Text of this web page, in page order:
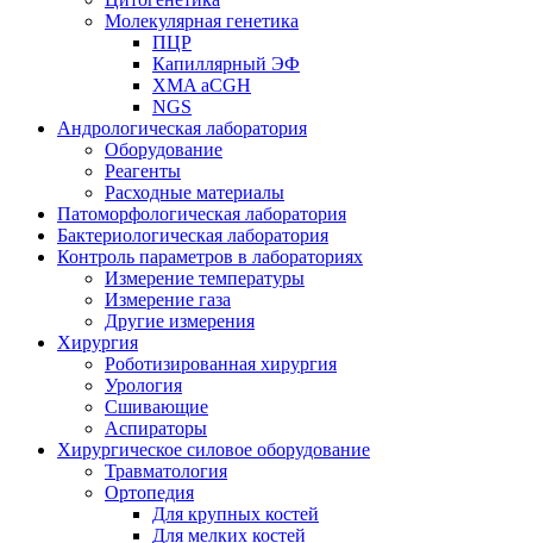
Молекулярная генетика
ПЦР
Капиллярный ЭФ
XMA aCGH
NGS
Андрологическая лаборатория
Оборудование
Реагенты
Расходные материалы
Патоморфологическая лаборатория
Бактериологическая лаборатория
Контроль параметров в лабораториях
Измерение температуры
Измерение газа
Другие измерения
Хирургия
Роботизированная хирургия
Урология
Сшивающие
Аспираторы
Хирургическое силовое оборудование
Травматология
Ортопедия
Для крупных костей
Для мелких костей